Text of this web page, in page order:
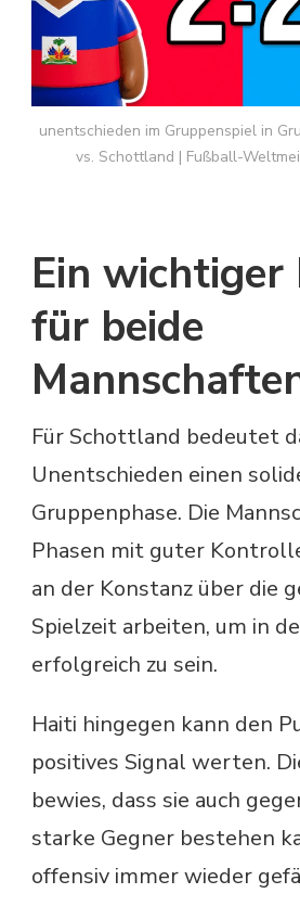
unentschieden im Gruppenspiel in
vs. Schottland | Fußball-
Ein wichtiger
für beide
Für Schottland bedeutet
Unentschieden einen
Gruppenphase. Die
Phasen mit guter
an der Konstanz über die
Spielzeit arbeiten, um in
erfolgreich zu sein.
Haiti hingegen kann den
positives Signal werten.
bewies, dass sie auch
starke Gegner bestehen
offensiv immer wieder